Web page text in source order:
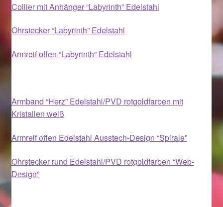
Magisches und Festliches zu Halloween 2021
Magisches und Festliches zu Halloween 2022
Mein Konto
Ostergeschenke finden für Ostern 2015
Ostergeschenke finden für Ostern 2016
Ostergeschenke finden für Ostern 2017
Ostergeschenke finden für Ostern 2018
Collier mit Anhänger “Labyrinth” Edelstahl
Ohrstecker “Labyrinth” Edelstahl
Armreif offen “Labyrinth” Edelstahl
Armband “Herz” Edelstahl/PVD rotgoldfarben mit
Kristallen weiß
Armreif offen Edelstahl Ausstech-Design “Spirale”
Ohrstecker rund Edelstahl/PVD rotgoldfarben “Web-
Design”